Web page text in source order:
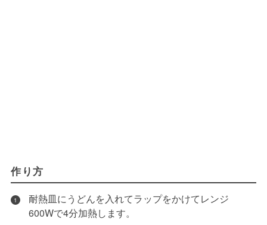
作り方
1
耐熱皿にうどんを入れてラップをかけてレンジ
600Wで4分加熱します。